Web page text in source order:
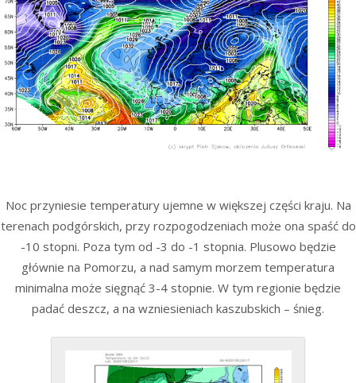
Noc przyniesie temperatury ujemne w większej części kraju. Na
terenach podgórskich, przy rozpogodzeniach może ona spaść do
-10 stopni. Poza tym od -3 do -1 stopnia. Plusowo będzie
głównie na Pomorzu, a nad samym morzem temperatura
minimalna może sięgnąć 3-4 stopnie. W tym regionie będzie
padać deszcz, a na wzniesieniach kaszubskich – śnieg.